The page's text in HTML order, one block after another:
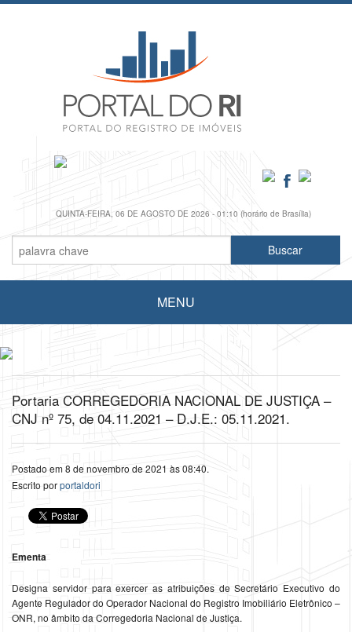
QUINTA-FEIRA, 06 DE AGOSTO DE 2026 - 01:10 (horário de Brasília)
MENU
Portaria CORREGEDORIA NACIONAL DE JUSTIÇA –
CNJ nº 75, de 04.11.2021 – D.J.E.: 05.11.2021.
Postado em 8 de novembro de 2021 às 08:40.
Escrito porportaldori
Ementa
Designa servidor para exercer as atribuições de Secretário Executivo do
Agente Regulador do Operador Nacional do Registro Imobiliário Eletrônico –
ONR, no âmbito da Corregedoria Nacional de Justiça.